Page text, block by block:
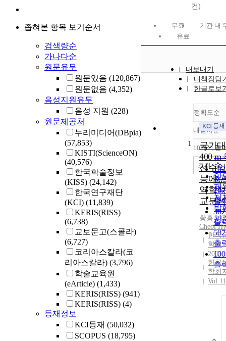
좁혀본 항목 보기순서
검색량순
가나다순
원문유무
원문있음 (120,867)
원문없음 (4,352)
음성지원유무
음성 지원 (228)
원문제공처
누리미디어(DBpia)
(57,853)
KISTI(ScienceON)
(40,576)
한국학술정보
(KISS) (24,142)
한국연구재단
(KCI) (11,839)
KERIS(RISS)
(6,738)
교보문고(스콜라)
(6,727)
코리아스칼라(코
리아스칼라) (3,796)
학술교육원
(eArticle) (1,433)
KERIS(RISS) (941)
KERIS(RISS) (4)
등재정보
KCI등재 (50,032)
SCOPUS (18,795)
건)
무료
기관 내
유료
내보내기
내책장담
한글로보
정확도순
정
순
인
순
연
제
저
발
관
내림차순
내
10개씩 출
10
출
20
출
30
출
50
출
출
조회
1
국가
400 m
선수
능에
역학
교분석
황홍철
Cheol
한국
학회
2001
한국
학회